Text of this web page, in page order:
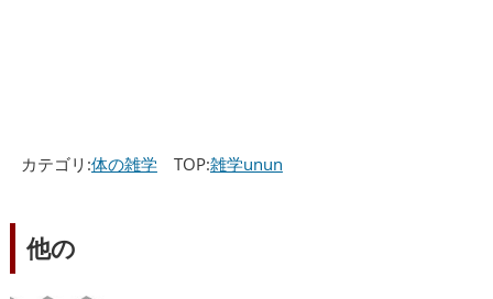
カテゴリ:体の雑学TOP:雑学unun
他の